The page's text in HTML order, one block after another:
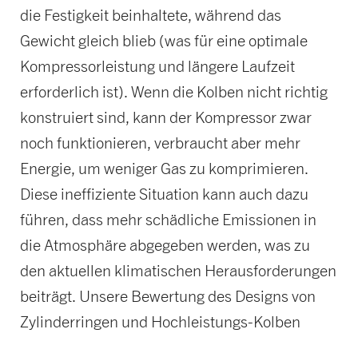
die Festigkeit beinhaltete, während das
Gewicht gleich blieb (was für eine optimale
Kompressorleistung und längere Laufzeit
erforderlich ist). Wenn die Kolben nicht richtig
konstruiert sind, kann der Kompressor zwar
noch funktionieren, verbraucht aber mehr
Energie, um weniger Gas zu komprimieren.
Diese ineffiziente Situation kann auch dazu
führen, dass mehr schädliche Emissionen in
die Atmosphäre abgegeben werden, was zu
den aktuellen klimatischen Herausforderungen
beiträgt. Unsere Bewertung des Designs von
Zylinderringen und Hochleistungs-Kolben